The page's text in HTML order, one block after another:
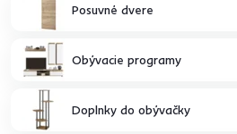
Posuvné dvere
Obývacie programy
Doplnky do obývačky